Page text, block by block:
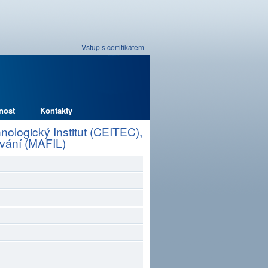
Vstup s certifikátem
Kontakty
Institut (CEITEC),
(MAFIL)